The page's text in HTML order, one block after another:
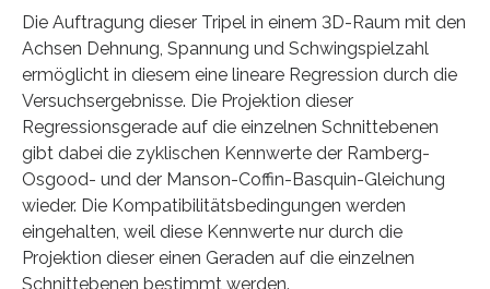
Die Auftragung dieser Tripel in einem 3D-Raum mit den
Achsen Dehnung, Spannung und Schwingspielzahl
ermöglicht in diesem eine lineare Regression durch die
Versuchsergebnisse. Die Projektion dieser
Regressionsgerade auf die einzelnen Schnittebenen
gibt dabei die zyklischen Kennwerte der Ramberg-
Osgood- und der Manson-Coffin-Basquin-Gleichung
wieder. Die Kompatibilitätsbedingungen werden
eingehalten, weil diese Kennwerte nur durch die
Projektion dieser einen Geraden auf die einzelnen
Schnittebenen bestimmt werden.